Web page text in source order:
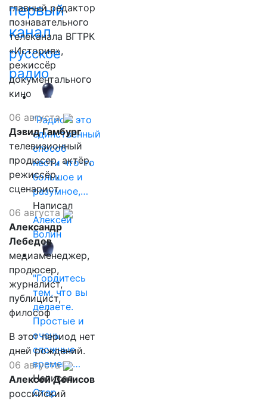
первый
канал
русское
радио
"Радио - это
единственный
способ
нести что-то
большое и
разумное,…
Написал
Алексей
Волин
"Гордитесь
тем, что вы
делаете.
Простые и
очень
сложные
времена…
Написал
Отар
главный редактор
познавательного
телеканала ВГТРК
«История»,
режиссёр
документального
кино
06 августа
Дэвид Гамбург
телевизионный
продюсер, актёр,
режиссёр,
сценарист
06 августа
Александр
Лебедев
медиаменеджер,
продюсер,
журналист,
публицист,
философ
В этот период нет
дней рождений.
06 августа
Алексей Денисов
российский